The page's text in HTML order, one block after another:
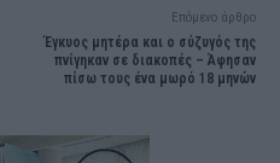
Επόμενο άρθρο
Έγκυος μητέρα και ο σύζυγός της
πνίγηκαν σε διακοπές – Άφησαν
πίσω τους ένα μωρό 18 μηνών